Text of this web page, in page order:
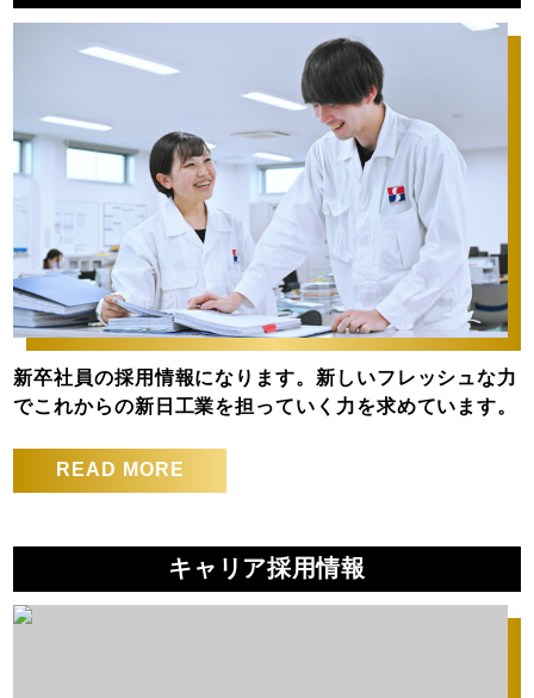
新卒社員の採用情報になります。新しいフレッシュな力
でこれからの新日工業を担っていく力を求めています。
READ MORE
キャリア採用情報